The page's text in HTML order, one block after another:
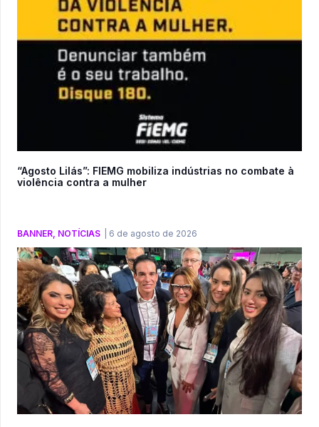
“Agosto Lilás”: FIEMG mobiliza indústrias no combate à
violência contra a mulher
BANNER NOTÍCIAS 6 de agosto de 2026